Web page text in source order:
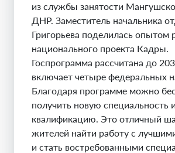
из службы занятости
ДНР. Заместитель начальника
Григорьева поделилась опытом
национального проекта Кадры.
Госпрограмма рассчитана до
включает четыре федеральных
Благодаря программе можно
получить новую специальность
квалификацию. Это отличный
жителей найти работу с
и стать востребованными